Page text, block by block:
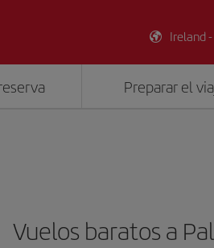
Ireland -
Preparar el
Vuelos baratos a